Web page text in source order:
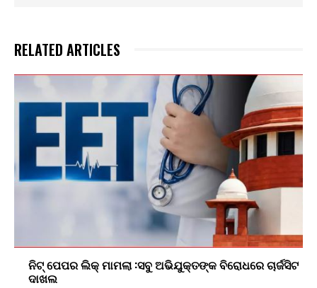
RELATED ARTICLES
ନିଟ୍ ପେପର ଲିକ୍ ମାମଲା :ସବୁ ଅଭିଯୁକ୍ତଙ୍କ ବିରୋଧରେ ଚାର୍ଜସିଟ
ଦାଖଲ